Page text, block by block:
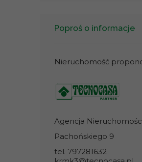
Poproś o informacje
Nieruchomość
Agencja
Pachońskiego 9
tel. 797281632